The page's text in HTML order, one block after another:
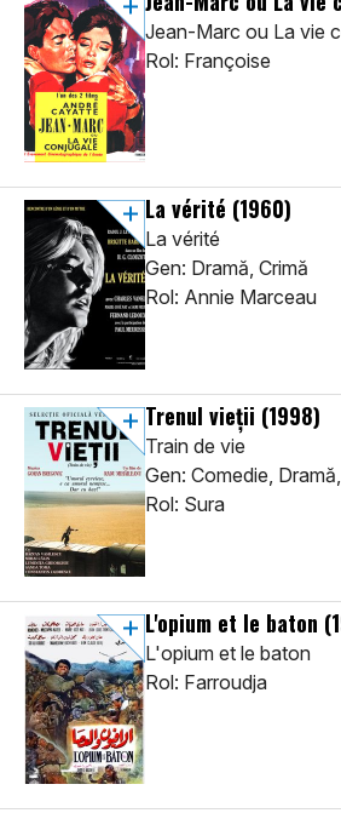
Jean-Marc ou La vie
Rol: Françoise
La vérité (1960)
La vérité
Gen: Dramă, Crimă
Rol: Annie Marceau
Trenul vieții (1998)
Train de vie
Gen: Comedie,
Rol: Sura
L'opium et le baton
L'opium et le baton
Rol: Farroudja